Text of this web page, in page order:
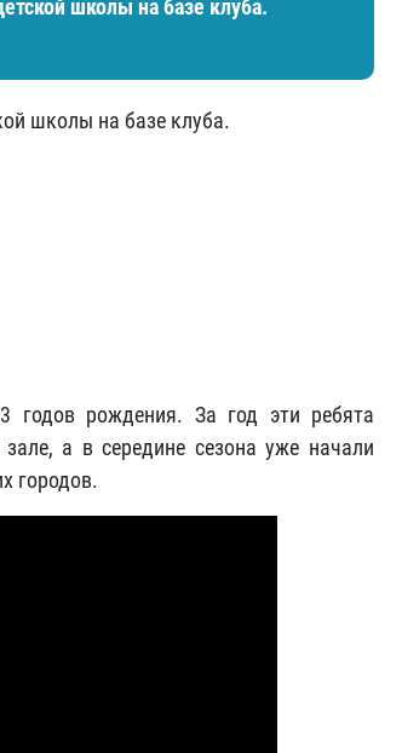
школы на базе клуба.
школы на базе клуба.
рождения. За год эти ребята
а в середине сезона уже начали
городов.